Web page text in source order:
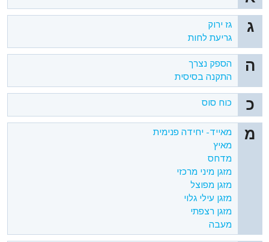
ג
גז ירוק
גריעת לחות
ה
הספק נצרך
התקנה בסיסית
כ כוח סוס
מ
מאייד- יחידה פנימית
מאיץ
מדחס
מזגן מיני מרכזי
מזגן מפוצל
מזגן עילי גלוי
מזגן רצפתי
מעבה